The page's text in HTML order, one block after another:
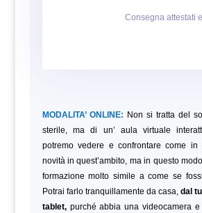
Consegna attestati
MODALITA’ ONLINE: Non si tratta del
sterile, ma di un’ aula virtuale
potremo vedere e confrontare come in
novità in quest’ambito, ma in questo
formazione molto simile a come se
Potrai farlo tranquillamente da casa, dal
tablet,purché abbia una videocamera